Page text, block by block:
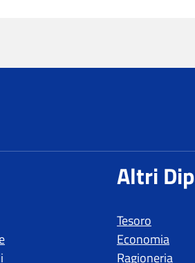
Tesoro
Economia
Ragioneria